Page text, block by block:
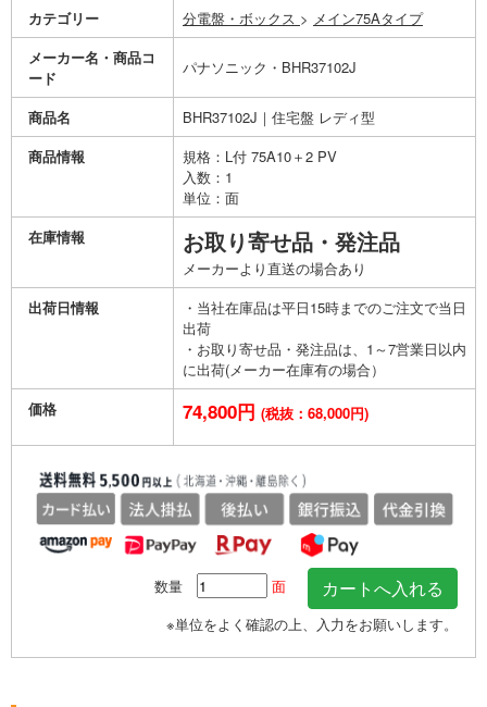
カテゴリー 分電盤・ボックス > メイン75Aタイプ
メーカー名・商品コ
ード
パナソニック・BHR37102J
商品名
BHR37102J｜住宅盤 レディ型
商品情報
規格：L付 75A10＋2 PV
入数：1
単位：面
在庫情報
お取り寄せ品・発注品
メーカーより直送の場合あり
出荷日情報
・当社在庫品は平日15時までのご注文で当日
出荷
・お取り寄せ品・発注品は、1～7営業日以内
に出荷(メーカー在庫有の場合）
価格
74,800円 (税抜：68,000円)
数量
面
※単位をよく確認の上、入力をお願いします。